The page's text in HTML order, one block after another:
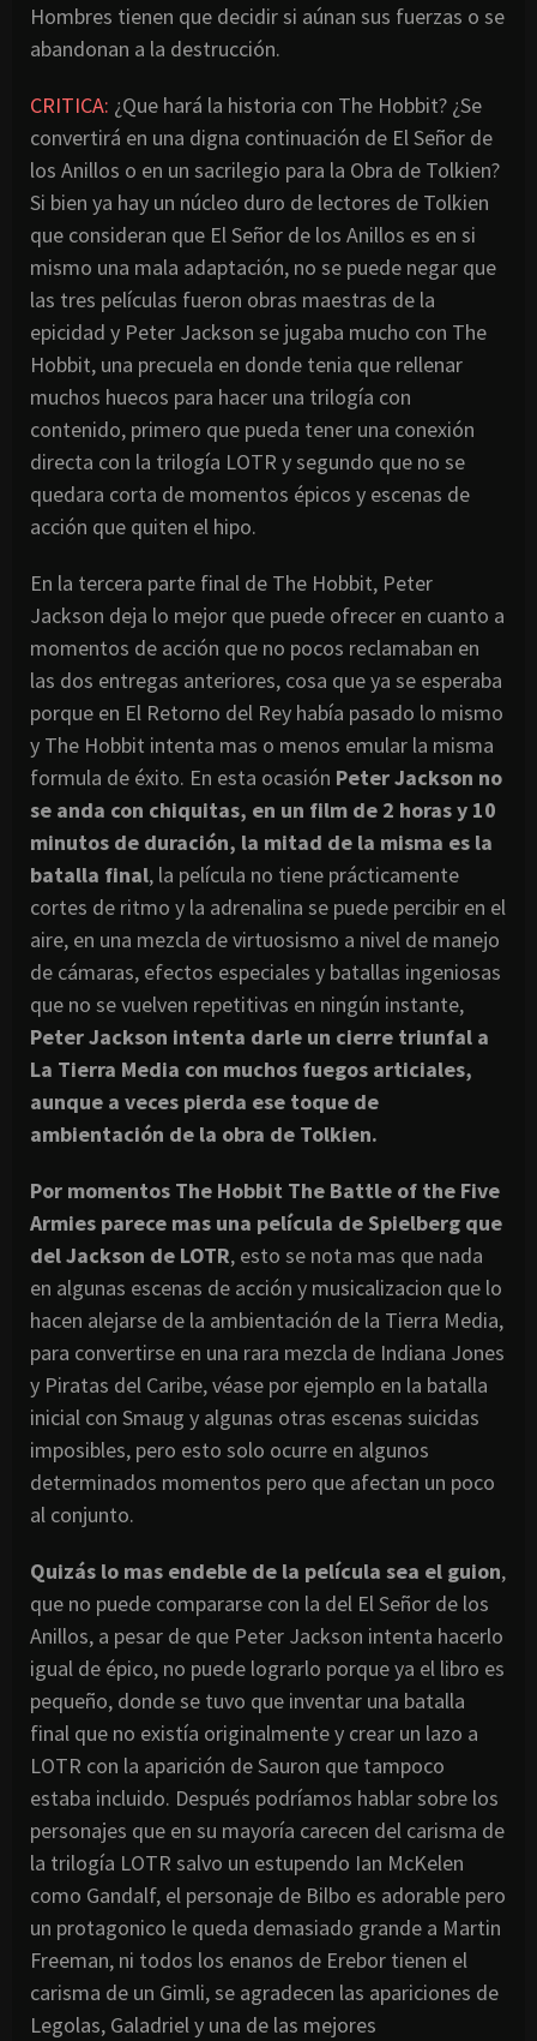
Hombres tienen que decidir si aúnan sus fuerzas o se
abandonan a la destrucción.
CRITICA: ¿Que hará la historia con The Hobbit? ¿Se
convertirá en una digna continuación de El Señor de
los Anillos o en un sacrilegio para la Obra de Tolkien?
Si bien ya hay un núcleo duro de lectores de Tolkien
que consideran que El Señor de los Anillos es en si
mismo una mala adaptación, no se puede negar que
las tres películas fueron obras maestras de la
epicidad y Peter Jackson se jugaba mucho con The
Hobbit, una precuela en donde tenia que rellenar
muchos huecos para hacer una trilogía con
contenido, primero que pueda tener una conexión
directa con la trilogía LOTR y segundo que no se
quedara corta de momentos épicos y escenas de
acción que quiten el hipo.
En la tercera parte final de The Hobbit, Peter
Jackson deja lo mejor que puede ofrecer en cuanto a
momentos de acción que no pocos reclamaban en
las dos entregas anteriores, cosa que ya se esperaba
porque en El Retorno del Rey había pasado lo mismo
y The Hobbit intenta mas o menos emular la misma
formula de éxito. En esta ocasión Peter Jackson no
se anda con chiquitas, en un film de 2 horas y 10
minutos de duración, la mitad de la misma es la
batalla final, la película no tiene prácticamente
cortes de ritmo y la adrenalina se puede percibir en el
aire, en una mezcla de virtuosismo a nivel de manejo
de cámaras, efectos especiales y batallas ingeniosas
que no se vuelven repetitivas en ningún instante,
Peter Jackson intenta darle un cierre triunfal a
La Tierra Media con muchos fuegos articiales,
aunque a veces pierda ese toque de
ambientación de la obra de Tolkien.
Por momentos The Hobbit The Battle of the Five
Armies parece mas una película de Spielberg que
del Jackson de LOTR, esto se nota mas que nada
en algunas escenas de acción y musicalizacion que lo
hacen alejarse de la ambientación de la Tierra Media,
para convertirse en una rara mezcla de Indiana Jones
y Piratas del Caribe, véase por ejemplo en la batalla
inicial con Smaug y algunas otras escenas suicidas
imposibles, pero esto solo ocurre en algunos
determinados momentos pero que afectan un poco
al conjunto.
Quizás lo mas endeble de la película sea el guion,
que no puede compararse con la del El Señor de los
Anillos, a pesar de que Peter Jackson intenta hacerlo
igual de épico, no puede lograrlo porque ya el libro es
pequeño, donde se tuvo que inventar una batalla
final que no existía originalmente y crear un lazo a
LOTR con la aparición de Sauron que tampoco
estaba incluido. Después podríamos hablar sobre los
personajes que en su mayoría carecen del carisma de
la trilogía LOTR salvo un estupendo Ian McKelen
como Gandalf, el personaje de Bilbo es adorable pero
un protagonico le queda demasiado grande a Martin
Freeman, ni todos los enanos de Erebor tienen el
carisma de un Gimli, se agradecen las apariciones de
Legolas, Galadriel y una de las mejores